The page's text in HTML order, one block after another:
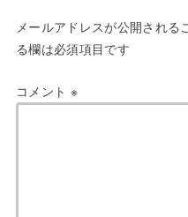
メールアドレスが公開される
る欄は必須項目です
コメント ※